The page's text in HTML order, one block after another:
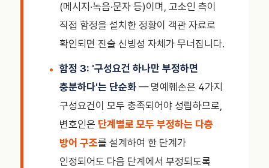
(메시지·녹음·문자 등)이며, 고소인 측이
직접 함정을 설치한 정황이 객관 자료로
확인되면 진술 신빙성 자체가 무너집니다.
함정 3: '구성요건 하나만 부정하면
충분하다'는 단순화 — 명예훼손은 4가지
구성요건이 모두 충족되어야 성립하므로,
변호인은 단계별로 모두 부정하는 다층
방어 구조를 설계하여 한 단계가
인정되어도 다음 단계에서 부정되도록